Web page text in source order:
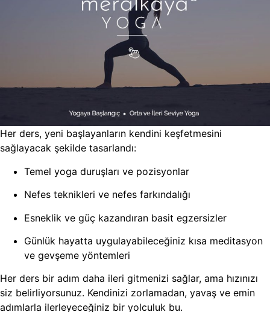
Her ders, yeni başlayanların kendini keşfetmesini
sağlayacak şekilde tasarlandı:
Temel yoga duruşları ve pozisyonlar
Nefes teknikleri ve nefes farkındalığı
Esneklik ve güç kazandıran basit egzersizler
Günlük hayatta uygulayabileceğiniz kısa meditasyon
ve gevşeme yöntemleri
Her ders bir adım daha ileri gitmenizi sağlar, ama hızınızı
siz belirliyorsunuz. Kendinizi zorlamadan, yavaş ve emin
adımlarla ilerleyeceğiniz bir yolculuk bu.